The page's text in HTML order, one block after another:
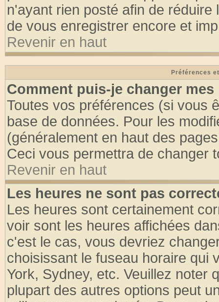
n'ayant rien posté afin de
de vous enregistrer encore et
Revenir en haut
Préférences
Comment puis-je changer mes
Toutes vos préférences (si vous
base de données. Pour les
(généralement en haut des
Ceci vous permettra de changer
Revenir en haut
Les heures ne sont pas
Les heures sont certainement
voir sont les heures affichées
c'est le cas, vous devriez
choisissant le fuseau horaire qui
York, Sydney, etc. Veuillez noter
plupart des autres options peut